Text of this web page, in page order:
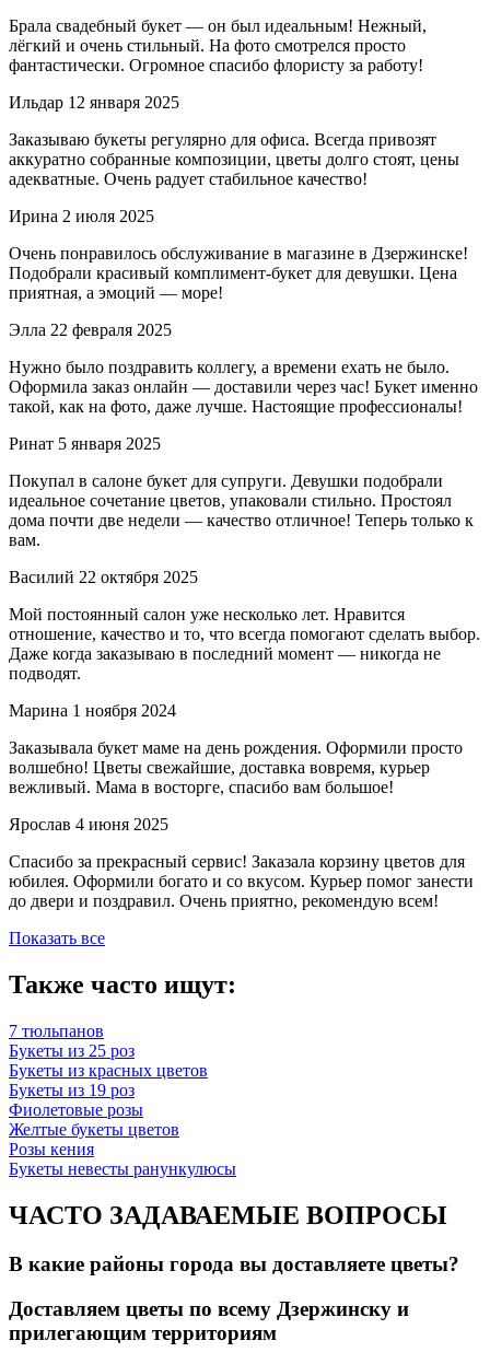
Брала свадебный букет — он был идеальным! Нежный,
лёгкий и очень стильный. На фото смотрелся просто
фантастически. Огромное спасибо флористу за работу!
Ильдар 12 января 2025
Заказываю букеты регулярно для офиса. Всегда привозят
аккуратно собранные композиции, цветы долго стоят, цены
адекватные. Очень радует стабильное качество!
Ирина 2 июля 2025
Очень понравилось обслуживание в магазине в Дзержинске!
Подобрали красивый комплимент-букет для девушки. Цена
приятная, а эмоций — море!
Элла 22 февраля 2025
Нужно было поздравить коллегу, а времени ехать не было.
Оформила заказ онлайн — доставили через час! Букет именно
такой, как на фото, даже лучше. Настоящие профессионалы!
Ринат 5 января 2025
Покупал в салоне букет для супруги. Девушки подобрали
идеальное сочетание цветов, упаковали стильно. Простоял
дома почти две недели — качество отличное! Теперь только к
вам.
Василий 22 октября 2025
Мой постоянный салон уже несколько лет. Нравится
отношение, качество и то, что всегда помогают сделать выбор.
Даже когда заказываю в последний момент — никогда не
подводят.
Марина 1 ноября 2024
Заказывала букет маме на день рождения. Оформили просто
волшебно! Цветы свежайшие, доставка вовремя, курьер
вежливый. Мама в восторге, спасибо вам большое!
Ярослав 4 июня 2025
Спасибо за прекрасный сервис! Заказала корзину цветов для
юбилея. Оформили богато и со вкусом. Курьер помог занести
до двери и поздравил. Очень приятно, рекомендую всем!
Показать все
Также часто ищут:
7 тюльпанов
Букеты из 25 роз
Букеты из красных цветов
Букеты из 19 роз
Фиолетовые розы
Желтые букеты цветов
Розы кения
Букеты невесты ранункулюсы
ЧАСТО ЗАДАВАЕМЫЕ ВОПРОСЫ
В какие районы города вы доставляете цветы?
Доставляем цветы по всему Дзержинску и
прилегающим территориям